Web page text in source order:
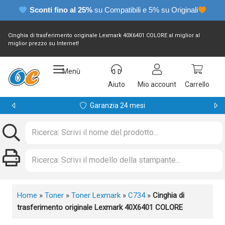
Sconti fino al 25% su Compatibili e 5% su Originali
Cinghia di trasferimento originale Lexmark 40X6401 COLORE al miglior al
miglior prezzo su Internet!
Menù
Aiuto
Mio account Carrello
Garanzia 24 mesi
Home » Toner » Toner Lexmark » C734» Cinghia di
trasferimento originale Lexmark 40X6401 COLORE